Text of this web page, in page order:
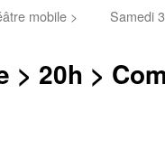
mobile >
Samedi
> 20h >